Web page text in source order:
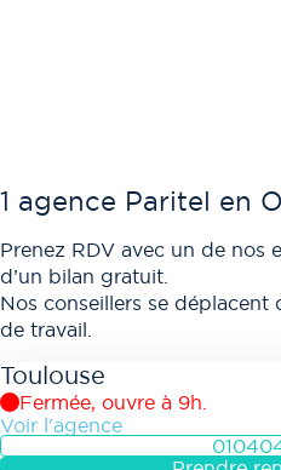
1 agence Paritel en
Prenez RDV avec un de nos
d’un bilan gratuit.
Nos conseillers se
de travail.
Toulouse
Fermée, ouvre à 9h.
Voir l'agence